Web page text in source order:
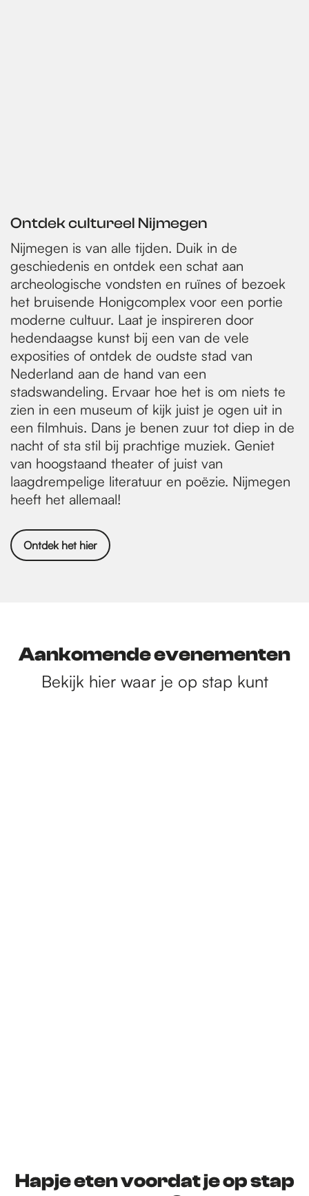
Ontdek cultureel Nijmegen
Nijmegen is van alle tijden. Duik in de
geschiedenis en ontdek een schat aan
archeologische vondsten en ruïnes of bezoek
het bruisende Honigcomplex voor een portie
moderne cultuur. Laat je inspireren door
hedendaagse kunst bij een van de vele
exposities of ontdek de oudste stad van
Nederland aan de hand van een
stadswandeling. Ervaar hoe het is om niets te
zien in een museum of kijk juist je ogen uit in
een filmhuis. Dans je benen zuur tot diep in de
nacht of sta stil bij prachtige muziek. Geniet
van hoogstaand theater of juist van
laagdrempelige literatuur en poëzie. Nijmegen
heeft het allemaal!
Ontdek het hier
Aankomende evenementen
Bekijk hier waar je op stap kunt
Hapje eten voordat je op stap